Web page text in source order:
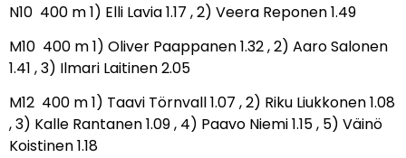
N10 400 m 1) Elli Lavia 1.17 , 2) Veera Reponen 1.49
M10 400 m 1) Oliver Paappanen 1.32 , 2) Aaro Salonen
1.41 , 3) Ilmari Laitinen 2.05
M12 400 m 1) Taavi Törnvall 1.07 , 2) Riku Liukkonen 1.08
, 3) Kalle Rantanen 1.09 , 4) Paavo Niemi 1.15 , 5) Väinö
Koistinen 1.18